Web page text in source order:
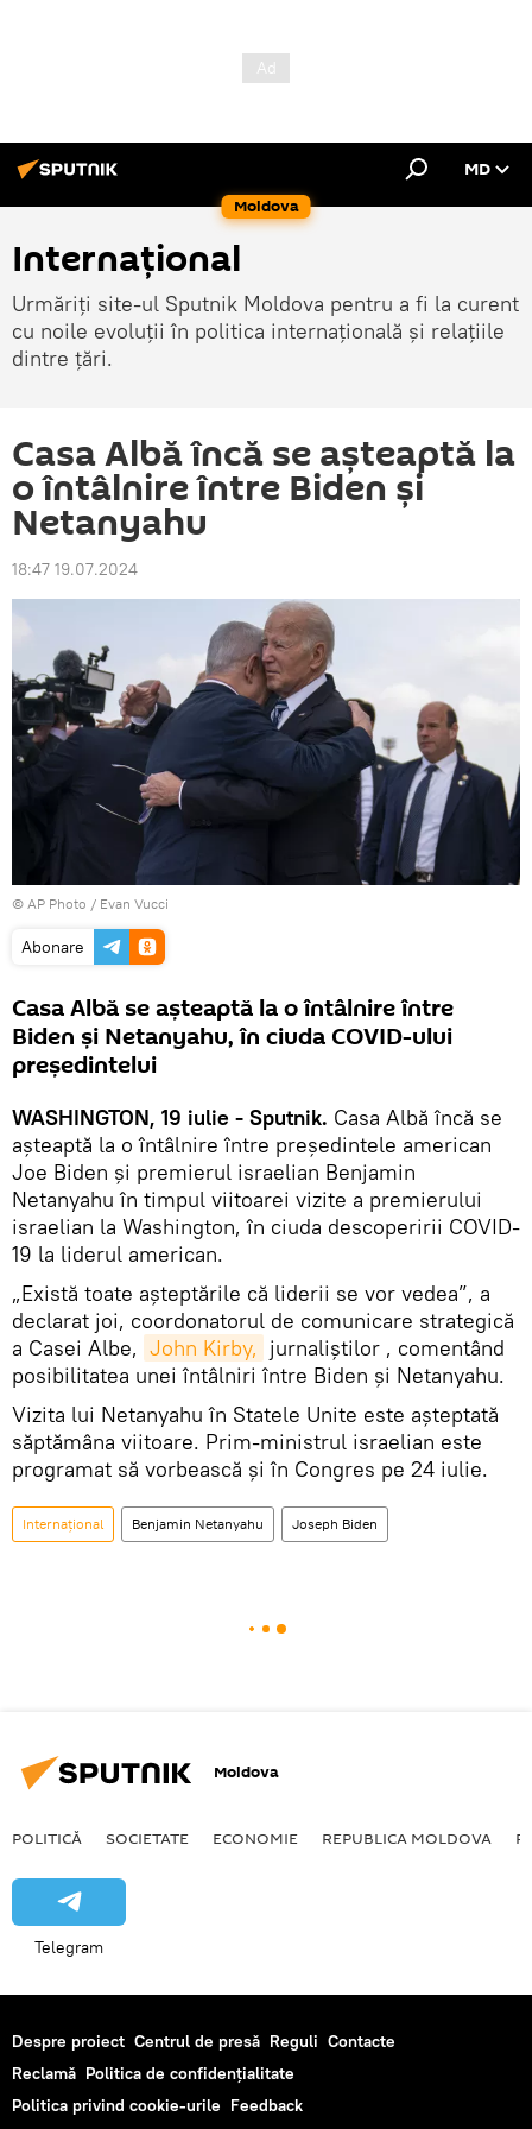
Moldova
MD
Internațional
Urmăriți site-ul Sputnik Moldova pentru a fi la curent
cu noile evoluții în politica internațională și relațiile
dintre țări.
Casa Albă încă se așteaptă la
o întâlnire între Biden și
Netanyahu
18:47 19.07.2024
© AP Photo / Evan Vucci
Abonare
Casa Albă se așteaptă la o întâlnire între
Biden și Netanyahu, în ciuda COVID-ului
președintelui
WASHINGTON, 19 iulie - Sputnik. Casa Albă încă se
așteaptă la o întâlnire între președintele american
Joe Biden și premierul israelian Benjamin
Netanyahu în timpul viitoarei vizite a premierului
israelian la Washington, în ciuda descoperirii COVID-
19 la liderul american.
„Există toate așteptările că liderii se vor vedea”, a
declarat joi, coordonatorul de comunicare strategică
a Casei Albe, John Kirby, jurnaliștilor , comentând
posibilitatea unei întâlniri între Biden și Netanyahu.
Vizita lui Netanyahu în Statele Unite este așteptată
săptămâna viitoare. Prim-ministrul israelian este
programat să vorbească și în Congres pe 24 iulie.
Internațional Benjamin Netanyahu Joseph Biden
Moldova
POLITICĂ SOCIETATE ECONOMIE REPUBLICA MOLDOVA
Telegram
Despre proiect Centrul de presă Reguli Contacte
Reclamă Politica de confidențialitate
Politica privind cookie-urile Feedback